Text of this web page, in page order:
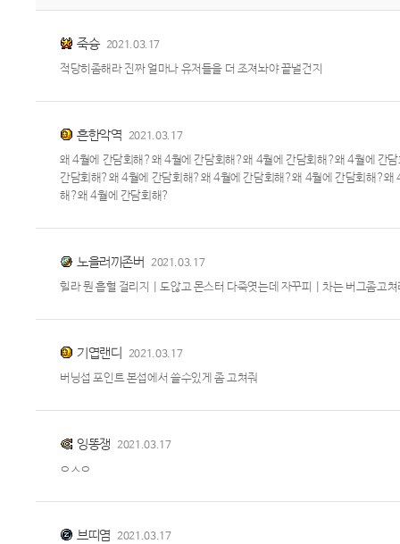
죽슝 2021.03.17
적당히좀해라 진짜 얼마나 유저들을 더 조져놔야 끝낼건지
흔한악역 2021.03.17
왜 4월에 간담회해?왜 4월에 간담회해?왜 4월에 간담회해?왜 4월에 간
간담회해?왜 4월에 간담회해?왜 4월에 간담회해?왜 4월에 간담회해?
해?왜 4월에 간담회해?
노을러끼존버 2021.03.17
힐라 뭔 흡혈 걸리지ㅣ도않고 몬스터 다죽엿는데 자꾸피ㅣ차는 버그좀고
기엽랜디 2021.03.17
버닝섭 포인트 본섭에서 쓸수있게 좀 고쳐줘
잉똥쟁 2021.03.17
ㅇㅅㅇ
브띠염 2021.03.17